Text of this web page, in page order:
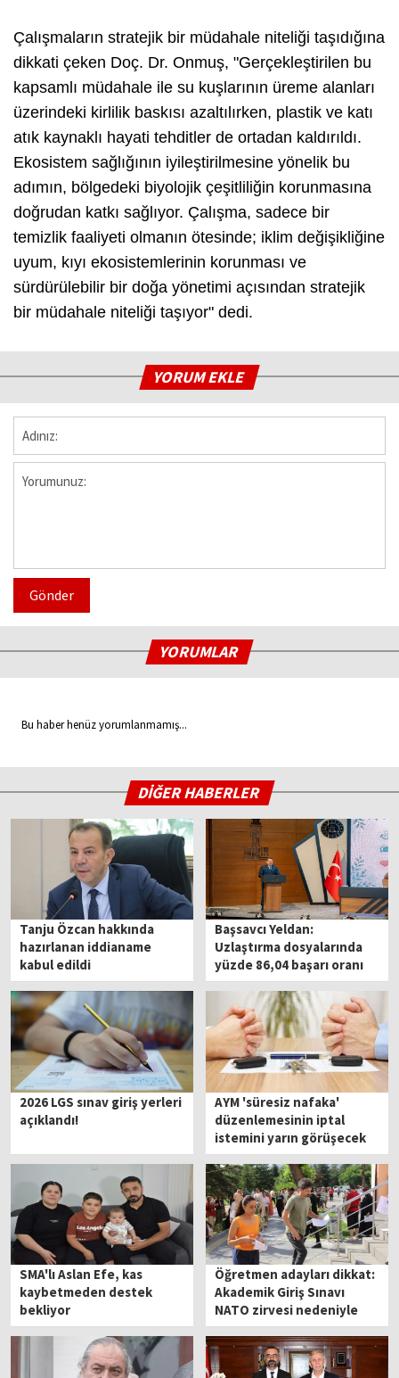
Çalışmaların stratejik bir müdahale niteliği taşıdığına
dikkati çeken Doç. Dr. Onmuş, "Gerçekleştirilen bu
kapsamlı müdahale ile su kuşlarının üreme alanları
üzerindeki kirlilik baskısı azaltılırken, plastik ve katı
atık kaynaklı hayati tehditler de ortadan kaldırıldı.
Ekosistem sağlığının iyileştirilmesine yönelik bu
adımın, bölgedeki biyolojik çeşitliliğin korunmasına
doğrudan katkı sağlıyor. Çalışma, sadece bir
temizlik faaliyeti olmanın ötesinde; iklim değişikliğine
uyum, kıyı ekosistemlerinin korunması ve
sürdürülebilir bir doğa yönetimi açısından stratejik
bir müdahale niteliği taşıyor" dedi.
YORUM EKLE
Gönder
YORUMLAR
Bu haber henüz yorumlanmamış...
DİĞER HABERLER
Tanju Özcan hakkında
hazırlanan iddianame
kabul edildi
Başsavcı Yeldan:
Uzlaştırma dosyalarında
yüzde 86,04 başarı oranı
yakaladık
2026 LGS sınav giriş yerleri
açıklandı!
AYM 'süresiz nafaka'
düzenlemesinin iptal
istemini yarın görüşecek
SMA'lı Aslan Efe, kas
kaybetmeden destek
bekliyor
Öğretmen adayları dikkat:
Akademik Giriş Sınavı
NATO zirvesi nedeniyle
ertelendi